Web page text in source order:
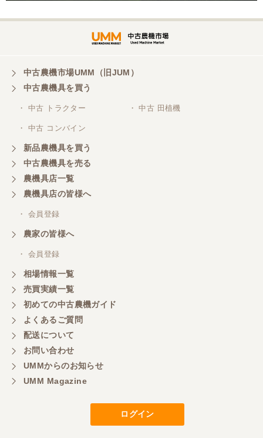
中古農機市場UMM（旧JUM）
中古農機具を買う
・ 中古 トラクター ・ 中古 田植機
・ 中古 コンバイン
新品農機具を買う
中古農機具を売る
農機具店一覧
農機具店の皆様へ
・ 会員登録
農家の皆様へ
・ 会員登録
相場情報一覧
売買実績一覧
初めての中古農機ガイド
よくあるご質問
配送について
お問い合わせ
UMMからのお知らせ
UMM Magazine
ログイン